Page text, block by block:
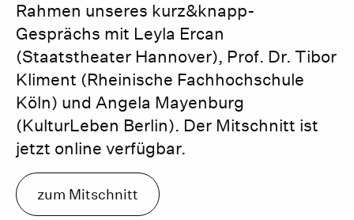
Rahmen unseres kurz&knapp-
Gesprächs mit Leyla Ercan
(Staatstheater Hannover), Prof. Dr. Tibor
Kliment (Rheinische Fachhochschule
Köln) und Angela Mayenburg
(KulturLeben Berlin). Der Mitschnitt ist
jetzt online verfügbar.
zum Mitschnitt